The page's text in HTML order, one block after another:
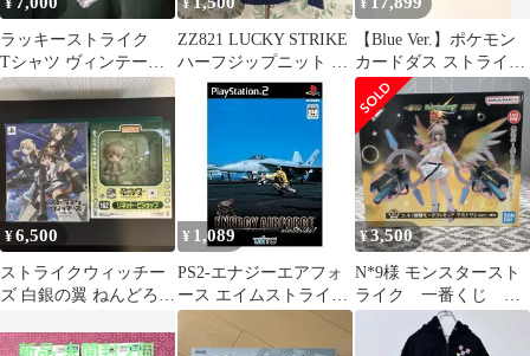
¥
ラッキーストライク
Tシャツ ヴィンテージ
LUCKYSTRIKE 90年代
¥
ZZ821 LUCKY STRIKE
ハーフジップニット メ
ンズ M ブルー
¥
【Blue Ver.】ポケモン
カードダス ストライク
123 プリズム
¥6,500
ストライクウィッチー
ズ 白銀の翼 ねんどろい
プ◯
¥ 1,089
PS2-エナジーエアフォ
ース エイムストライ
ク!
¥3,500
N*9様 モンスタースト
ライク 一番くじ ラ